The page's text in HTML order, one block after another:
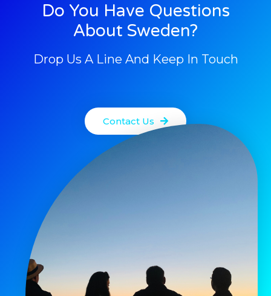
Do You Have Questions
About Sweden?
Drop Us A Line And Keep In Touch
Contact Us